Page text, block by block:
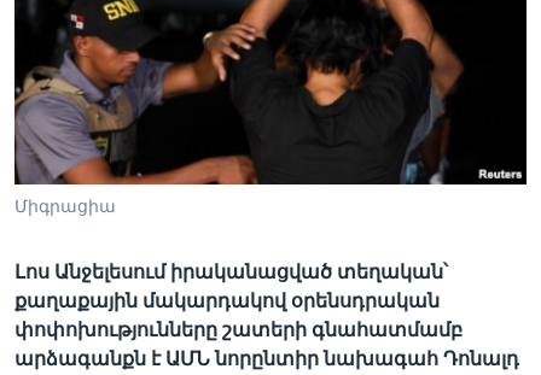
Լեզուներ
Միգրացիա
Լոս Անջելեսում իրականացված տեղական՝
քաղաքային մակարդակով օրենսդրական
փոփոխությունները շատերի գնահատմամբ
արձագանքն է ԱՄՆ նորընտիր նախագահ Դոնալդ